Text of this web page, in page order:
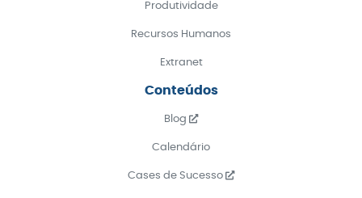
Produtividade
Recursos Humanos
Extranet
Conteúdos
Blog
Calendário
Cases de Sucesso